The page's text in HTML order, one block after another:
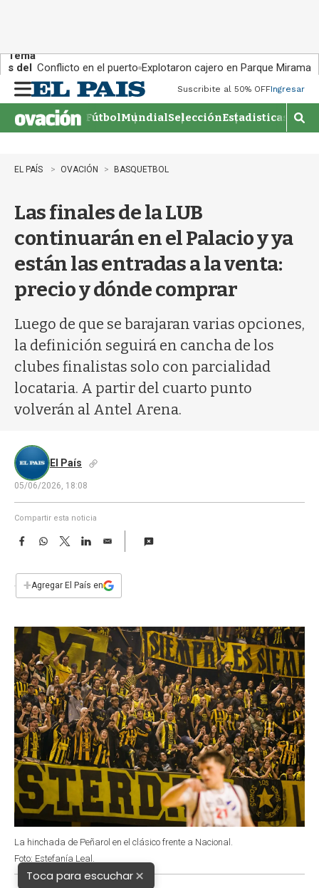
Tema
s del
día:
Conflicto en el puerto Explotaron cajero en Parque Miramar
n
u
Suscribite al 50% OFFIngresar
FútbolMundialSelecciónEstadisticas
M
o
a
EL PAÍS OVACIÓN BASQUETBOL
Las finales de la LUB
continuarán en el Palacio y ya
están las entradas a la venta:
precio y dónde comprar
Luego de que se barajaran varias opciones,
la definición seguirá en cancha de los
clubes finalistas solo con parcialidad
locataria. A partir del cuarto punto
volverán al Antel Arena.
El País
05/06/2026, 18:08
Compartir esta noticia
F
e
b
k
W
s
p
T
w
t
L
n
E
i
l
+Agregar El País en
La hinchada de Peñarol en el clásico frente a Nacional.
Foto: Estefanía Leal.
Toca para escuchar×